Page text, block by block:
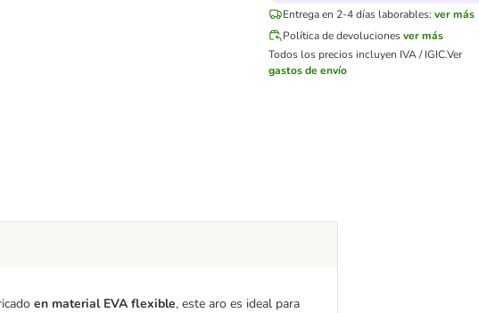
Entrega en 2-4 días laborables: ver más
Política de devolucionesver más
Todos los precios incluyen IVA / IGIC.Ver
gastos de envío
en material EVA flexible, este aro es ideal para